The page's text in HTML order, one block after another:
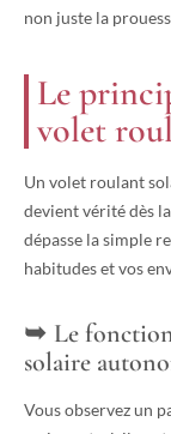
non juste la
Le
volet
Un volet roulant
devient vérité dès
dépasse la simple
habitudes et vos
Le
solaire
Vous observez un